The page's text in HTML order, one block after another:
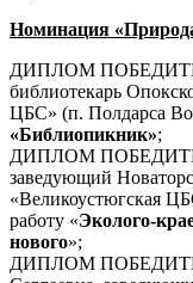
Номинация
ДИПЛОМ
библиотекарь
ЦБС» (п. Полдарса
«Библиопикник»;
ДИПЛОМ
заведующий
«Великоустюгская
работу «Эколого-
нового»;
ДИПЛОМ